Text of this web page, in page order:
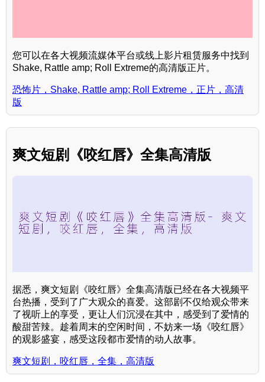
您可以在各大视频流媒体平台或线上影片租赁服务中找到
Shake, Rattle amp; Roll Extreme的高清版正片。
恐怖片，Shake, Rattle amp; Roll Extreme，正片，高清
版
爽文短剧《咬红唇》全集高清版
据悉，爽文短剧《咬红唇》全集高清版已经在各大视频平
台热播，受到了广大观众的喜爱。这部剧不仅给观众带来
了视听上的享受，更让人们沉浸在其中，感受到了爱情的
酸甜苦辣。趁着周末的空闲时间，不妨来一场《咬红唇》
的观影盛宴，感受这段都市爱情的动人故事。
爽文短剧，咬红唇，全集，高清版